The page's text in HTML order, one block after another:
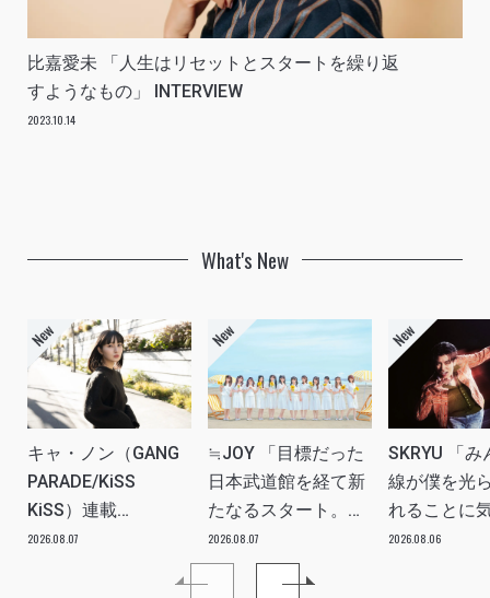
比嘉愛未 「人生はリセットとスタートを繰り返
すようなもの」 INTERVIEW
2023.10.14
What's New
キャ・ノン（GANG
PARADE/KiSS
KiSS）連載
vol.113「読者からの
質問”のんちゃんはラ
2026.08.07
≒JOY 「目標だった
日本武道館を経て新
たなるスタート。
≒JOYにしかない魅
力を磨いていきた
2026.08.07
SKRYU 「み
線が僕を光
れることに
た」
2026.08.06